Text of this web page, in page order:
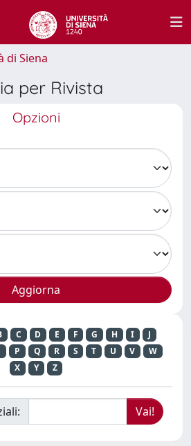
di Siena
per Rivista
Opzioni
C D E F G H I
J
P Q R S T U V
W
X
Y Z